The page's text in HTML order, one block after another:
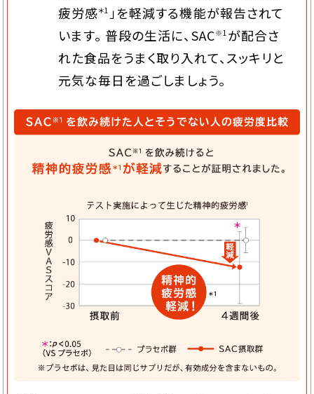
疲労感＊1 」を軽減する機能が報告されて
います。 普段の生活に、SAC※1 が配合さ
れた食品をうまく取り入れて、スッキリと
元気な毎日を過ごしましょう。